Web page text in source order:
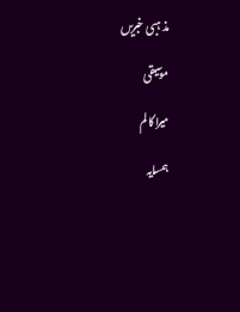
مذہبی خبریں
موسيقى
میرا کالم
ہمسایہ